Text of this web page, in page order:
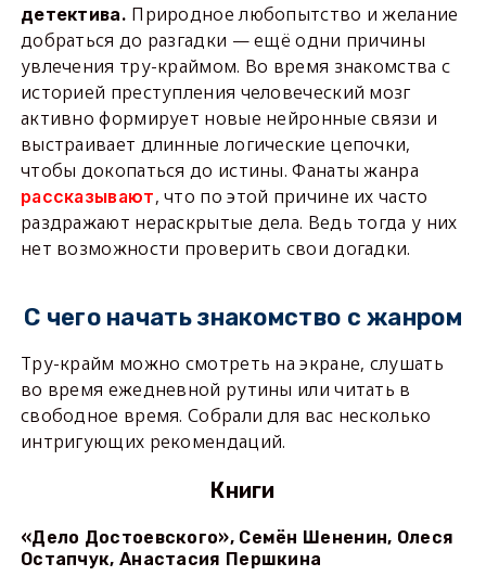
детектива. Природное любопытство и желание
добраться до разгадки — ещё одни причины
увлечения тру-краймом. Во время знакомства с
историей преступления человеческий мозг
активно формирует новые нейронные связи и
выстраивает длинные логические цепочки,
чтобы докопаться до истины. Фанаты жанра
рассказывают, что по этой причине их часто
раздражают нераскрытые дела. Ведь тогда у них
нет возможности проверить свои догадки.
С чего начать знакомство с жанром
Тру-крайм можно смотреть на экране, слушать
во время ежедневной рутины или читать в
свободное время. Собрали для вас несколько
интригующих рекомендаций.
Книги
«Дело Достоевского», Семён Шененин, Олеся
Остапчук, Анастасия Першкина